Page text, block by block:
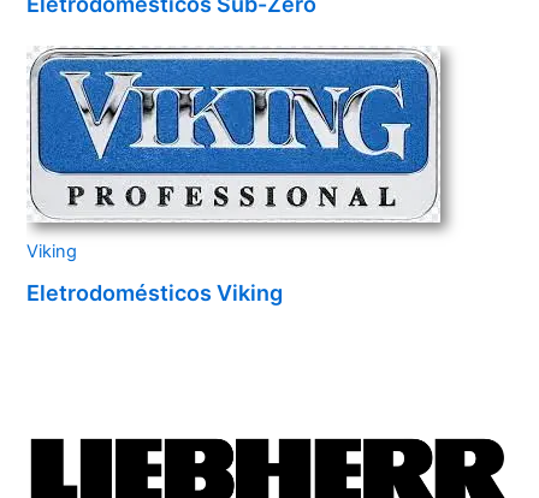
Viking
Eletrodomésticos Viking